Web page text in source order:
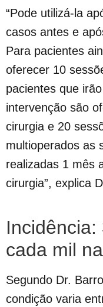
“Pode utilizá-la
casos antes e
Para pacientes
oferecer 10
pacientes que
intervenção são
cirurgia e 20
multioperados as
realizadas 1 mês
cirurgia”, explica
cada mil
Segundo Dr.
condição varia